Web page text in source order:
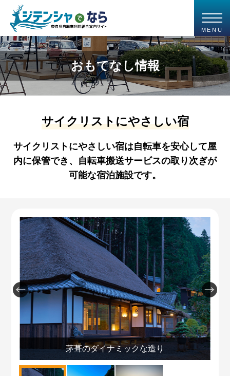
MENU
おもてなし情報
サイクリストにやさしい宿
サイクリストにやさしい宿は自転車を安心して屋
内に保管でき、自転車搬送サービスの取り次ぎが
可能な宿泊施設です。
茅葺のダイナミックな造り